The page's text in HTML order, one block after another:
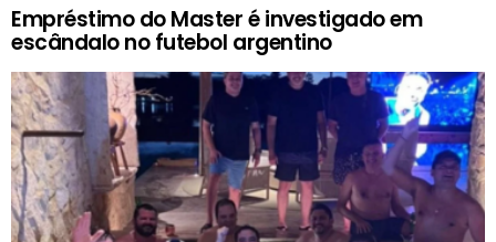
Empréstimo do Master é investigado em
escândalo no futebol argentino